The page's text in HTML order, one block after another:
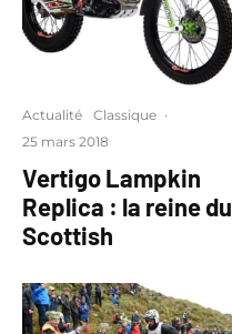
Actualité Classique ·
25 mars 2018
Vertigo Lampkin
Replica : la reine du
Scottish